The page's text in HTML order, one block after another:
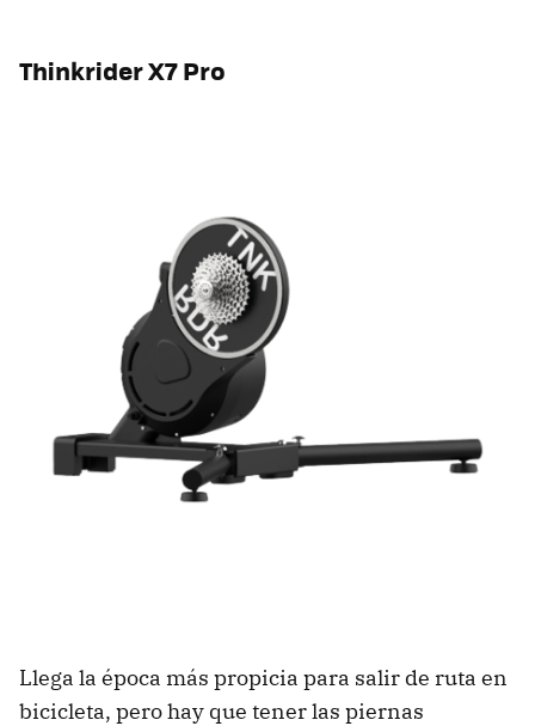
Thinkrider X7 Pro
Llega la época más propicia para salir de ruta en
bicicleta, pero hay que tener las piernas